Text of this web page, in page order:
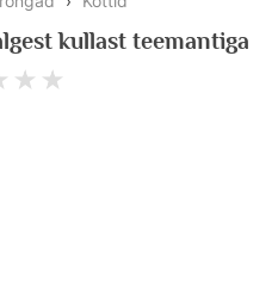
kullast teemantiga